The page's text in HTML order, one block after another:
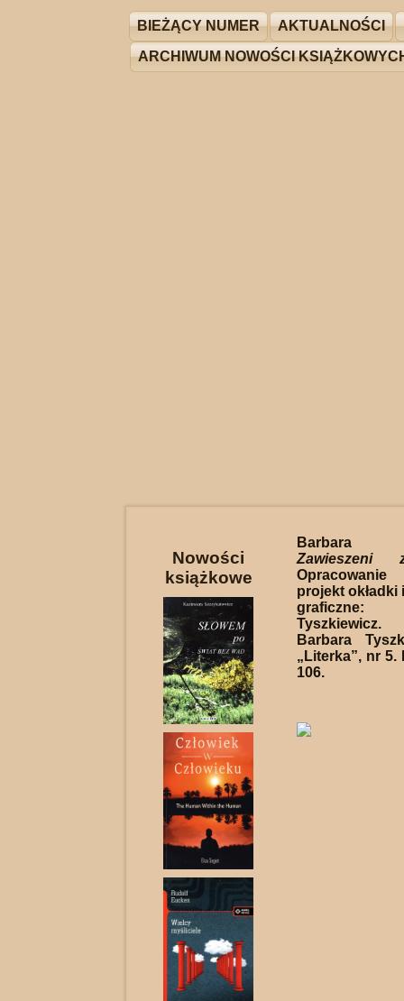
BIEŻĄCY NUMER AKTUALNOŚCI
ARCHIWUM NOWOŚCI
Nowości
książkowe
Barbara
Zawieszeni
projekt okładki
Barbara
„Literka”, nr 5.
106.